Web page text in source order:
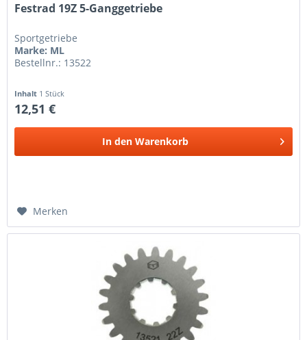
Festrad 19Z 5-Ganggetriebe
Sportgetriebe
Marke: ML
Bestellnr.: 13522
Inhalt 1 Stück
12,51 €
In den Warenkorb
Merken